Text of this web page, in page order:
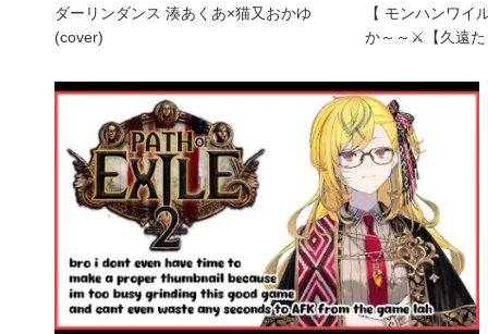
ダーリンダンス 湊あくあ×猫又おかゆ
(cover)
【 モンハンワイ
か～～⚔【久遠た